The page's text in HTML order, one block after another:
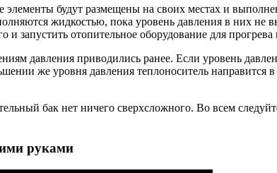
элементы будут размещены на своих местах и
жидкостью, пока уровень давления в них не
и запустить отопительное оборудование для
давления приводились ранее. Если уровень
же уровня давления теплоноситель направится в
бак нет ничего сверхсложного. Во всем
руками